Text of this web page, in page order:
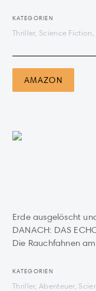
KATEGORIEN
Thriller, Science
AMAZON
Erde ausgelöscht
DANACH: DAS
Die Rauchfahnen
KATEGORIEN
Thriller, Abenteuer,